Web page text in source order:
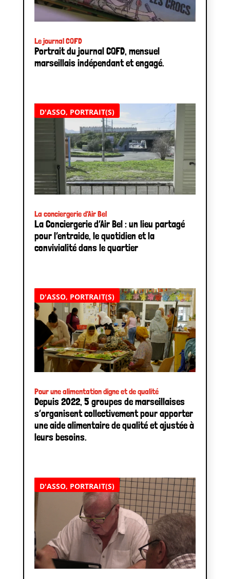
Le journal CQFD
Portrait du journal CQFD, mensuel
marseillais indépendant et engagé.
La conciergerie d’Air Bel
D'ASSO, PORTRAIT(S)
La Conciergerie d’Air Bel : un lieu partagé
pour l’entraide, le quotidien et la
convivialité dans le quartier
Pour une alimentation digne et de qualité
D'ASSO, PORTRAIT(S)
Depuis 2022, 5 groupes de marseillaises
s’organisent collectivement pour apporter
une aide alimentaire de qualité et ajustée à
leurs besoins.
D'ASSO, PORTRAIT(S)